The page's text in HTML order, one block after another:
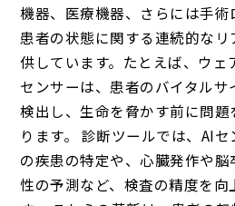
機器、医療機器、さらには手術
患者の状態に関する連続的な
供しています。たとえば、ウェ
センサーは、患者のバイタル
検出し、生命を脅かす前に問
ります。 診断ツールでは、AI
の疾患の特定や、心臓発作や
性の予測など、検査の精度を向